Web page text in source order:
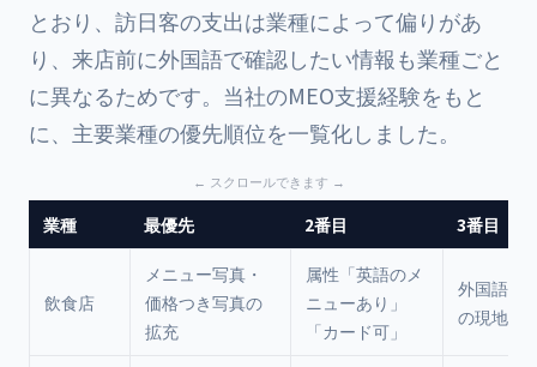
とおり、訪日客の支出は業種によって偏りがあ
り、来店前に外国語で確認したい情報も業種ごと
に異なるためです。当社のMEO支援経験をもと
に、主要業種の優先順位を一覧化しました。
業種 最優先 2番目 3番目
飲食店
メニュー写真・
価格つき写真の
拡充
属性「英語のメ
ニューあり」
「カード可」
外国語口
の現地語